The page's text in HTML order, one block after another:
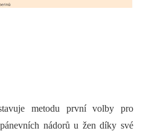
metodu první volby pro
nádorů u žen díky své